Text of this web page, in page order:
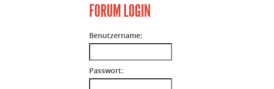
FORUM LOGIN
Benutzername:
Passwort: